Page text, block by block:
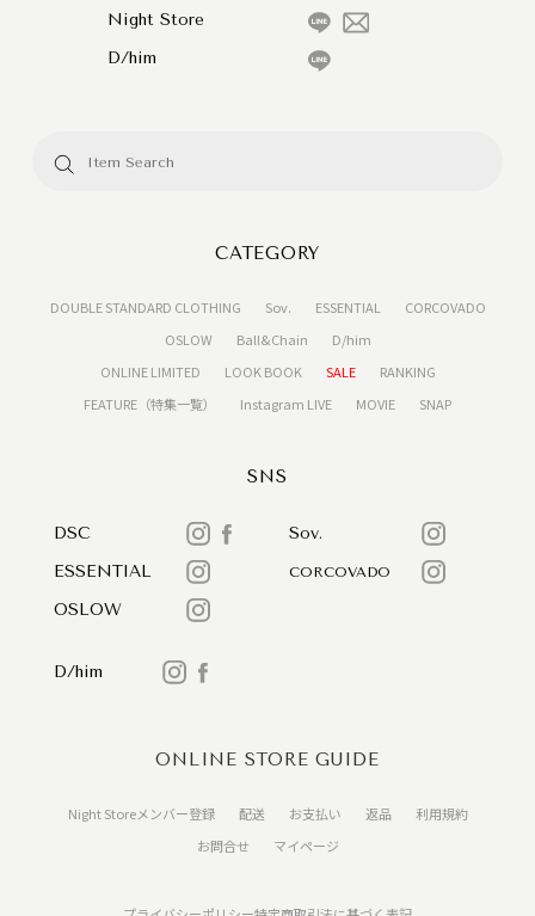
Night Store
D/him
CATEGORY
DOUBLE STANDARD CLOTHING Sov. ESSENTIAL
CORCOVADO
OSLOW
Ball&Chain
D/him
ONLINE LIMITED
LOOK BOOK SALE
RANKING
FEATURE（特集一覧）
Instagram LIVE MOVIE SNAP
SNS
DSC
Sov.
ESSENTIAL
CORCOVADO
OSLOW
D/him
ONLINE STORE GUIDE
Night Storeメンバー登録 配送 お支払い 返品
利用規約
お問合せ
マイページ